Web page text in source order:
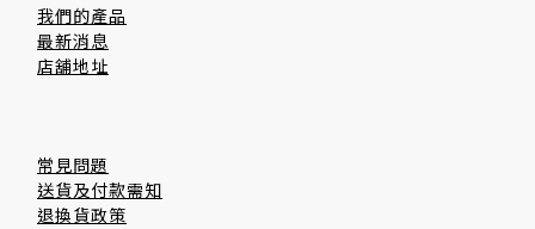
我們的產品
最新消息
店舖地址
常見問題
送貨及付款需知
退換貨政策